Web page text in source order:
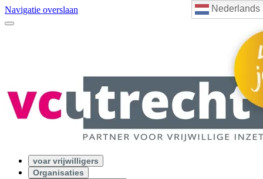
Nederlands
Navigatie overslaan
voar vrijwilligers
Organisaties